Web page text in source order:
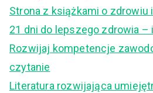
Strona z książkami o zdrowiu
21 dni do lepszego zdrowia –
Rozwijaj kompetencje
czytanie
Literatura rozwijająca